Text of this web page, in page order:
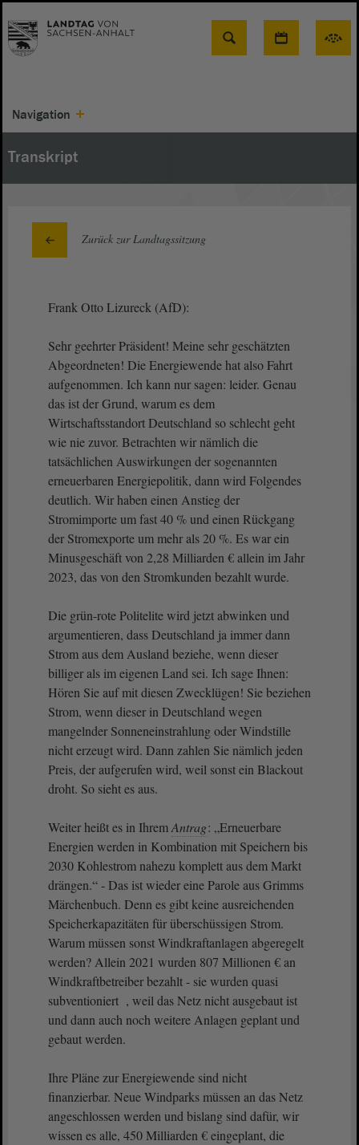
Suche
Navigation
Transkript
Zurück zur Landtagssitzung
Frank Otto Lizureck (AfD):
Sehr geehrter Präsident! Meine sehr geschätzten
Abgeordneten! Die Energiewende hat also Fahrt
aufgenommen. Ich kann nur sagen: leider. Genau
das ist der Grund, warum es dem
Wirtschaftsstandort Deutschland so schlecht geht
wie nie zuvor. Betrachten wir nämlich die
tatsächlichen Auswirkungen der sogenannten
erneuerbaren Energiepolitik, dann wird Folgendes
deutlich. Wir haben einen Anstieg der
Stromimporte um fast 40 % und einen Rückgang
der Stromexporte um mehr als 20 %. Es war ein
Minusgeschäft von 2,28 Milliarden € allein im Jahr
2023, das von den Stromkunden bezahlt wurde.
Die grün-rote Politelite wird jetzt abwinken und
argumentieren, dass Deutschland ja immer dann
Strom aus dem Ausland beziehe, wenn dieser
billiger als im eigenen Land sei. Ich sage Ihnen:
Hören Sie auf mit diesen Zwecklügen! Sie beziehen
Strom, wenn dieser in Deutschland wegen
mangelnder Sonneneinstrahlung oder Windstille
nicht erzeugt wird. Dann zahlen Sie nämlich jeden
Preis, der aufgerufen wird, weil sonst ein Blackout
droht. So sieht es aus.
Weiter heißt es in IhremAntrag: „Erneuerbare
Energien werden in Kombination mit Speichern bis
2030 Kohlestrom nahezu komplett aus dem Markt
drängen.“ - Das ist wieder eine Parole aus Grimms
Märchenbuch. Denn es gibt keine ausreichenden
Speicherkapazitäten für überschüssigen Strom.
Warum müssen sonst Windkraftanlagen abgeregelt
werden? Allein 2021 wurden 807 Millionen € an
Windkraftbetreiber bezahlt - sie wurden quasi
subventioniert , weil das Netz nicht ausgebaut ist
und dann auch noch weitere Anlagen geplant und
gebaut werden.
Ihre Pläne zur Energiewende sind nicht
finanzierbar. Neue Windparks müssen an das Netz
angeschlossen werden und bislang sind dafür, wir
wissen es alle, 450 Milliarden € eingeplant, die